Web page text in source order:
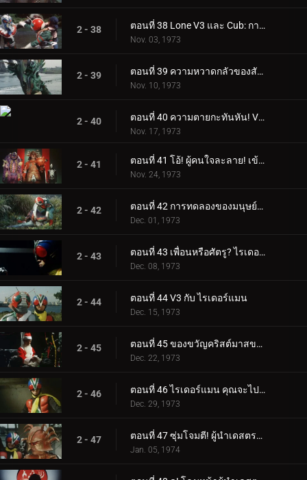
2 - 38 ตอนที่ 38 Lone V3 และ Cub: การดิ่งพสุธาถึงตาย
Nov. 03, 1973
2 - 39 ตอนที่ 39 ความหวาดกลัวของสัตว์กินเนื้อ Plantaingan!!
Nov. 10, 1973
2 - 40 ตอนที่ 40 ความตายกะทันหัน! V3 มัคคิก!!
Nov. 17, 1973
2 - 41 ตอนที่ 41 โอ้! ผู้คนใจละลาย! เข้ามา จอมพลเกราะ
Nov. 24, 1973
2 - 42 ตอนที่ 42 การทดลองของมนุษย์ของมนุษย์หอยทาก!
Dec. 01, 1973
2 - 43 ตอนที่ 43 เพื่อนหรือศัตรู? ไรเดอร์แมนผู้ลึกลับ
Dec. 08, 1973
2 - 44 ตอนที่ 44 V3 กับ ไรเดอร์แมน
Dec. 15, 1973
2 - 45 ตอนที่ 45 ของขวัญคริสต์มาสของเดสตรอน
Dec. 22, 1973
2 - 46 ตอนที่ 46 ไรเดอร์แมน คุณจะไปไหน?
Dec. 29, 1973
2 - 47 ตอนที่ 47 ซุ่มโจมตี! ผู้นำเดสตรอน!!
Jan. 05, 1974